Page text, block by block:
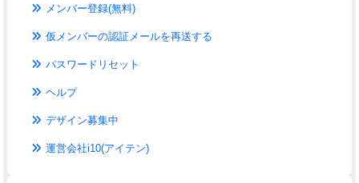
メンバー登録(無料)
仮メンバーの認証メールを再送する
パスワードリセット
ヘルプ
デザイン募集中
運営会社i10(アイテン)